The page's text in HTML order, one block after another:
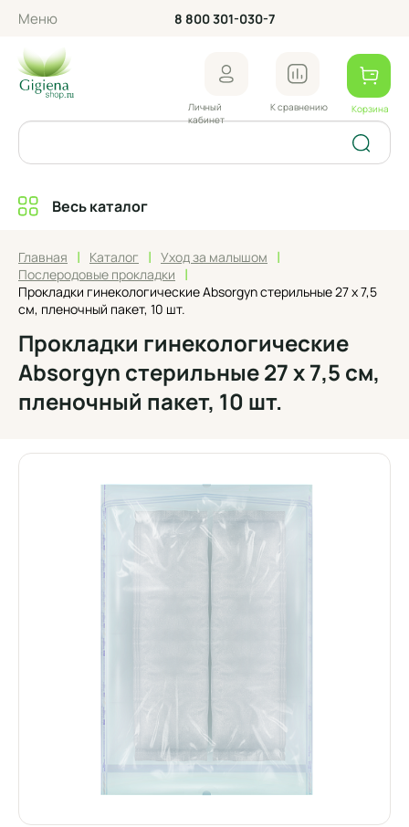
Меню 8 800 301-030-7
Личный
кабинет
К сравнению Корзина
Весь каталог
Главная | Каталог | Уход за малышом |
Послеродовые прокладки |
Прокладки гинекологические Absorgyn стерильные 27 x 7,5
см, пленочный пакет, 10 шт.
Прокладки гинекологические
Absorgyn стерильные 27 x 7,5 см,
пленочный пакет, 10 шт.